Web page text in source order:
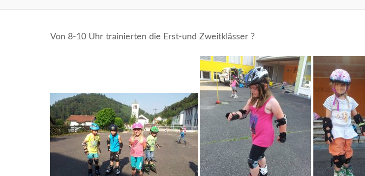
Von 8-10 Uhr trainierten die Erst-und Zweitklässer ?